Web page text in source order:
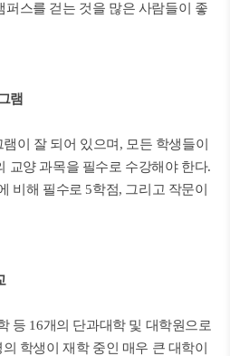
퍼스를 걷는 것을 많은 사람들이 좋
램
이 잘 되어 있으며, 모든 학생들이
교양 과목을 필수로 수강해야 한다.
비해 필수로 5학점, 그리고 작문이
등 16개의 단과대학 및 대학원으로
학생이 재학 중인 매우 큰 대학이